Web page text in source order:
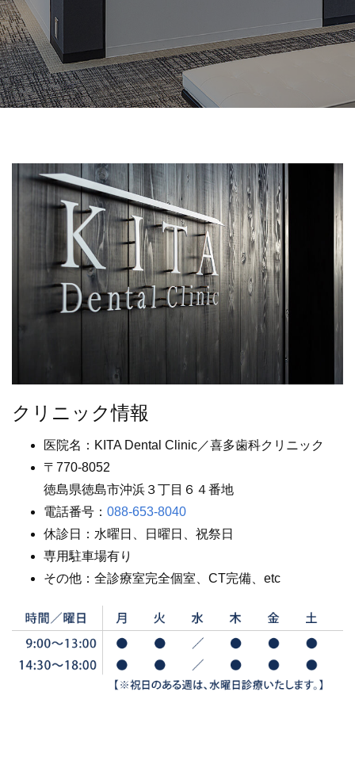
クリニック情報
医院名：KITA Dental Clinic／喜多歯科クリニック
〒770-8052
徳島県徳島市沖浜３丁目６４番地
電話番号： 088-653-8040
休診日：水曜日、日曜日、祝祭日
専用駐車場有り
その他：全診療室完全個室、CT完備、etc